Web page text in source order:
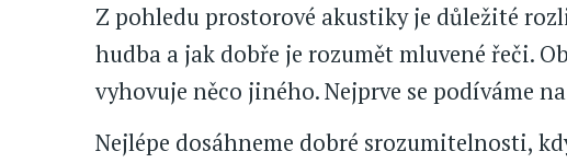
Z pohledu prostorové akustiky je důležité
hudba a jak dobře je rozumět mluvené řeči.
vyhovuje něco jiného. Nejprve se podíváme
Nejlépe dosáhneme dobré srozumitelnosti,